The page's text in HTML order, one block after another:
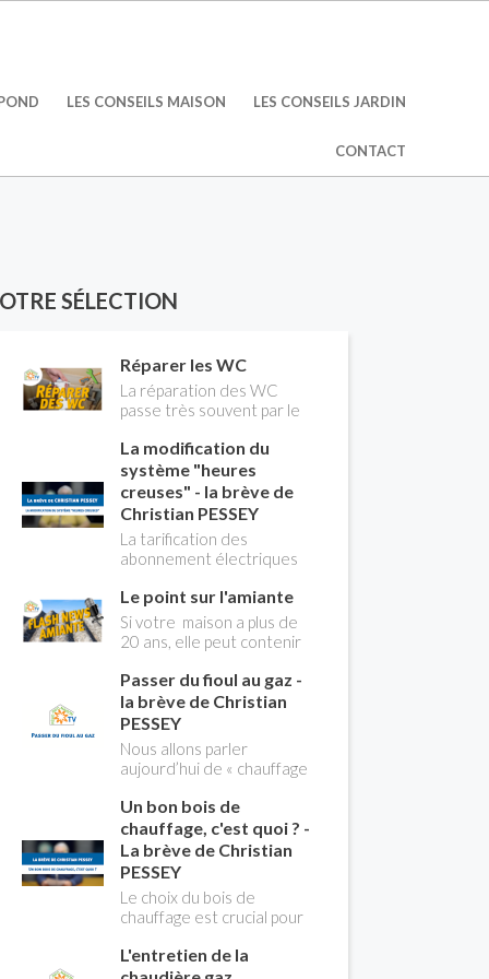
LES CONSEILS MAISON LES CONSEILS JARDIN
CONTACT
SÉLECTION
Réparer les WC
La réparation des WC
passe très souvent par le
flotteur. Tuto pour tout
vous expliquer
La modification du
système "heures
creuses" - la brève de
Christian PESSEY
La tarification des
abonnement électriques
longtemps deux
possibilités : heures
pleines, heures creuses.
Aujourd'hui Christian
PESSEY vous explique tout
ce qu'il faut savoir sur la
nouvelle modification du
système "heures creuses"
qui concerne près de 15
millions de Français !
Le point sur l'amiante
Si votre maison a plus de
20 ans, elle peut contenir
contenant de l'amiante) !
Pas de panique, on fait le
point dans notre flash
news n°3 spéciale
Amiante et ses dangers
avec Christian Pessey
Passer du fioul au gaz -
la brève de Christian
PESSEY
Nous allons parler
aujourd’hui de « chauffage
du changement d’énergie.
Nous allons aborder
l’abandon du fioul au profit
du gaz.
Un bon bois de
chauffage, c'est quoi ? -
La brève de Christian
PESSEY
Le choix du bois de
chauffage est crucial pour
rendement énergétique
L'entretien de la